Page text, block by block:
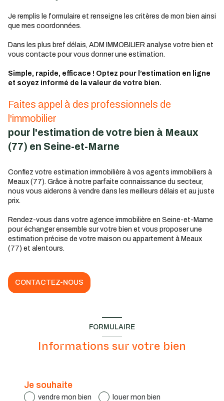
Je remplis le formulaire et renseigne les critères de mon bien ainsi
que mes coordonnées.
Dans les plus bref délais, ADM IMMOBILIER analyse votre bien et
vous contacte pour vous donner une estimation.
Simple, rapide, efficace ! Optez pour l’estimation en ligne
et soyez informé de la valeur de votre bien.
Faites appel à des professionnels de
l'immobilier
pour l'estimation de votre bien à Meaux
(77) en Seine-et-Marne
Confiez votre estimation immobilière à vos agents immobiliers à
Meaux (77). Grâce à notre parfaite connaissance du secteur,
nous vous aiderons à vendre dans les meilleurs délais et au juste
prix.
Rendez-vous dans votre agence immobilière en Seine-et-Marne
pour échanger ensemble sur votre bien et vous proposer une
estimation précise de votre maison ou appartement à Meaux
(77) et alentours.
CONTACTEZ-NOUS
FORMULAIRE
Informations sur votre bien
Je souhaite
vendre mon bien louer mon bien